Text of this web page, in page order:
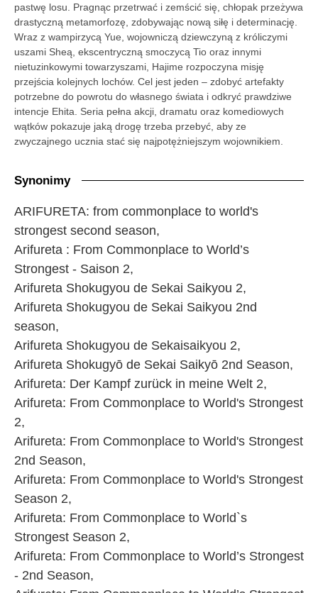
pastwę losu. Pragnąc przetrwać i zemścić się, chłopak przeżywa
drastyczną metamorfozę, zdobywając nową siłę i determinację.
Wraz z wampirzycą Yue, wojowniczą dziewczyną z króliczymi
uszami Sheą, ekscentryczną smoczycą Tio oraz innymi
nietuzinkowymi towarzyszami, Hajime rozpoczyna misję
przejścia kolejnych lochów. Cel jest jeden – zdobyć artefakty
potrzebne do powrotu do własnego świata i odkryć prawdziwe
intencje Ehita. Seria pełna akcji, dramatu oraz komediowych
wątków pokazuje jaką drogę trzeba przebyć, aby ze
zwyczajnego ucznia stać się najpotężniejszym wojownikiem.
Synonimy
ARIFURETA: from commonplace to world's
strongest second season,
Arifureta : From Commonplace to World’s
Strongest - Saison 2,
Arifureta Shokugyou de Sekai Saikyou 2,
Arifureta Shokugyou de Sekai Saikyou 2nd
season,
Arifureta Shokugyou de Sekaisaikyou 2,
Arifureta Shokugyō de Sekai Saikyō 2nd Season,
Arifureta: Der Kampf zurück in meine Welt 2,
Arifureta: From Commonplace to World's Strongest
2,
Arifureta: From Commonplace to World's Strongest
2nd Season,
Arifureta: From Commonplace to World's Strongest
Season 2,
Arifureta: From Commonplace to World`s
Strongest Season 2,
Arifureta: From Commonplace to World’s Strongest
- 2nd Season,